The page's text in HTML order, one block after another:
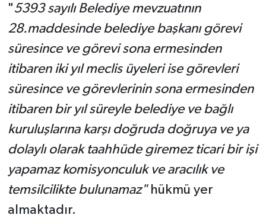
"5393 sayılı Belediye mevzuatının
28.maddesinde belediye başkanı görevi
süresince ve görevi sona ermesinden
itibaren iki yıl meclis üyeleri ise görevleri
süresince ve görevlerinin sona ermesinden
itibaren bir yıl süreyle belediye ve bağlı
kuruluşlarına karşı doğruda doğruya ve ya
dolaylı olarak taahhüde giremez ticari bir işi
yapamaz komisyonculuk ve aracılık ve
temsilcilikte bulunamaz" hükmü yer
almaktadır.